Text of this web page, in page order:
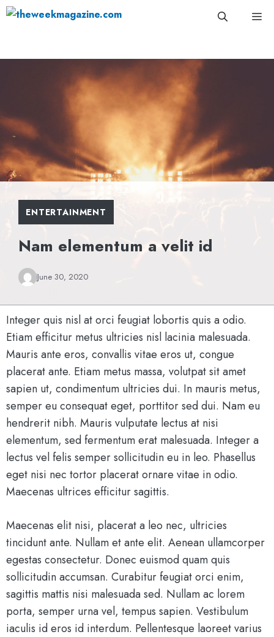
Skip
ENTERTAINMENT
Nam elementum a velit id
June 30, 2020
Integer quis nisl at orci feugiat lobortis quis a odio.
Etiam efficitur metus ultricies nisl lacinia malesuada.
Mauris ante eros, convallis vitae eros ut, congue
placerat ante. Etiam metus massa, volutpat sit amet
sapien ut, condimentum ultricies dui. In mauris metus,
semper eu consequat eget, porttitor sed dui. Nam eu
hendrerit nibh. Mauris vulputate lectus at nisi
elementum, sed fermentum erat malesuada. Integer a
lectus vel felis semper sollicitudin eu in leo. Phasellus
eget nisi nec tortor placerat ornare vitae in odio.
Maecenas ultrices efficitur sagittis.
Maecenas elit nisi, placerat a leo nec, ultricies
tincidunt ante. Nullam et ante elit. Aenean ullamcorper
egestas consectetur. Donec euismod quam quis
sollicitudin accumsan. Curabitur feugiat orci enim,
sagittis mattis nisi malesuada sed. Nullam ac lorem
porta, semper urna vel, tempus sapien. Vestibulum
iaculis id eros id interdum. Pellentesque laoreet varius